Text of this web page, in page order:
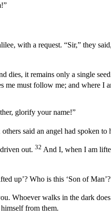
with a request. “Sir,” they
dies, it remains only a single
me must follow me; and where I
glorify your name!”
said an angel had spoken to
out. 32 And I, when I am
up’? Who is this ‘Son of
Whoever walks in the dark
from them.